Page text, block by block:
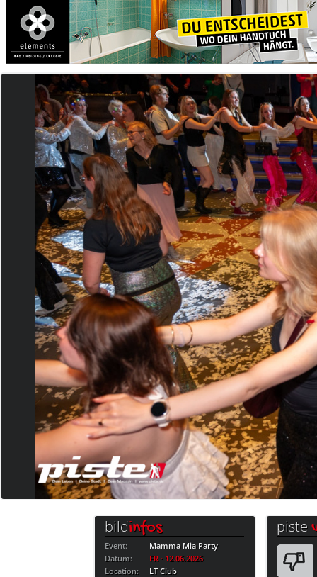
bildinfos
Event:
Mamma Mia Party
Datum:
FR · 12.06.2026
Location:
LT Club
piste